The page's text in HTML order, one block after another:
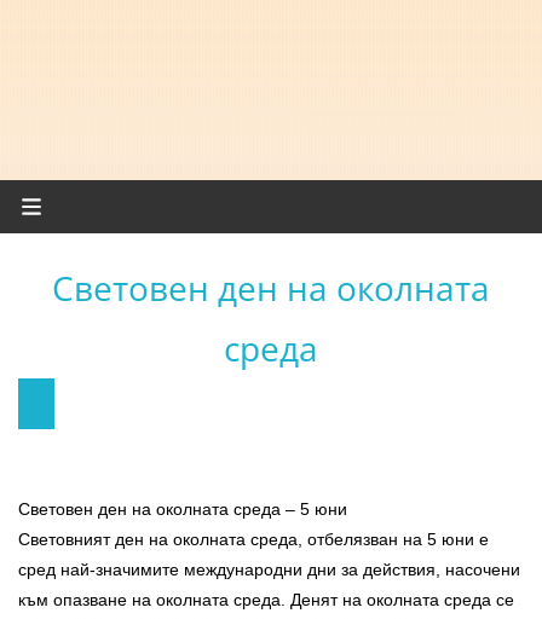
Световен ден на околната
среда
Световен ден на околната среда – 5 юни
Световният ден на околната среда, отбелязван на 5 юни е
сред най-значимите международни дни за действия, насочени
към опазване на околната среда. Денят на околната среда се